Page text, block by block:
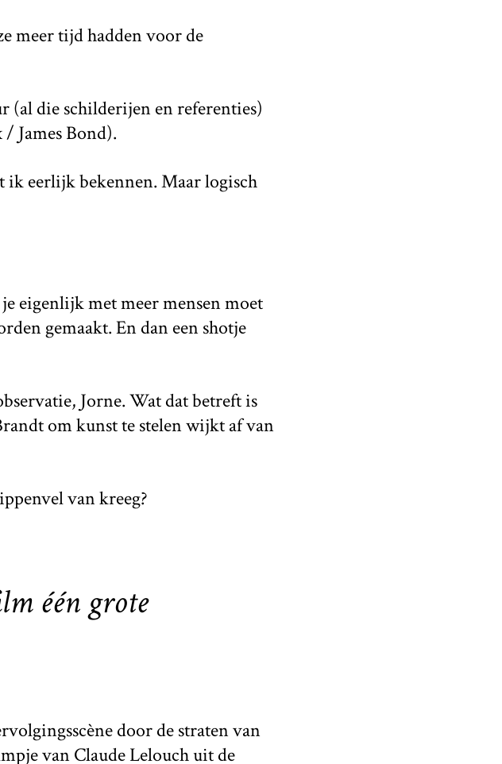
meer tijd hadden voor de
(al die schilderijen en referenties)
James Bond).
ik eerlijk bekennen. Maar logisch
eigenlijk met meer mensen moet
gemaakt. En dan een shotje
Jorne. Wat dat betreft is
om kunst te stelen wijkt af van
van kreeg?
één grote
door de straten van
van Claude Lelouch uit de